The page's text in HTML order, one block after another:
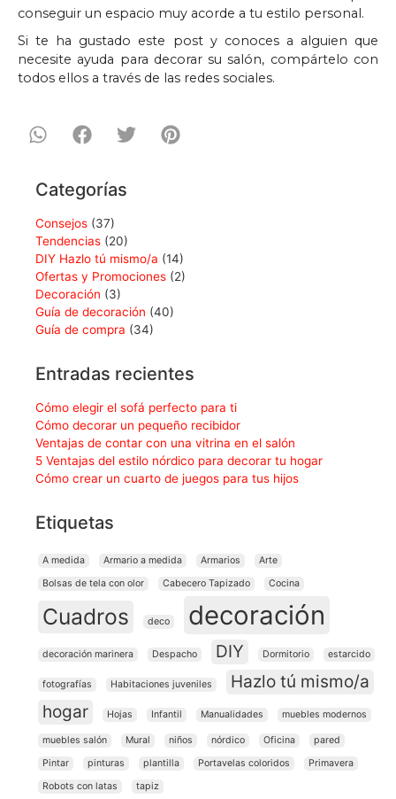
conseguir un espacio muy acorde a tu estilo personal.
Si te ha gustado este post y conoces a alguien que
necesite ayuda para decorar su salón, compártelo con
todos ellos a través de las redes sociales.
Categorías
Consejos (37)
Tendencias (20)
DIY Hazlo tú mismo/a (14)
Ofertas y Promociones (2)
Decoración (3)
Guía de decoración (40)
Guía de compra (34)
Entradas recientes
Cómo elegir el sofá perfecto para ti
Cómo decorar un pequeño recibidor
Ventajas de contar con una vitrina en el salón
5 Ventajas del estilo nórdico para decorar tu hogar
Cómo crear un cuarto de juegos para tus hijos
Etiquetas
A medida Armario a medida Armarios
Arte
Bolsas de tela con olor
Cabecero Tapizado Cocina
Cuadros deco decoración
decoración marinera Despacho DIY Dormitorio estarcido
fotografías Habitaciones juveniles
Hazlo tú mismo/a
hogar
Hojas Infantil Manualidades muebles modernos
muebles salón Mural niños nórdico Oficina
pared
Pintar
pinturas plantilla Portavelas coloridos
Primavera
Robots con latas
tapiz